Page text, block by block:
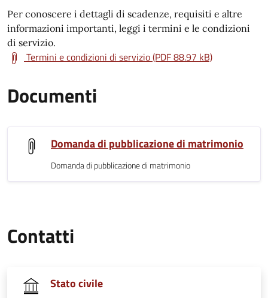
Per conoscere i dettagli di scadenze, requisiti e altre
informazioni importanti, leggi i termini e le condizioni
di servizio.
Termini e condizioni di servizio (PDF 88.97 kB)
Documenti
Domanda di pubblicazione di matrimonio
Domanda di pubblicazione di matrimonio
Contatti
Stato civile